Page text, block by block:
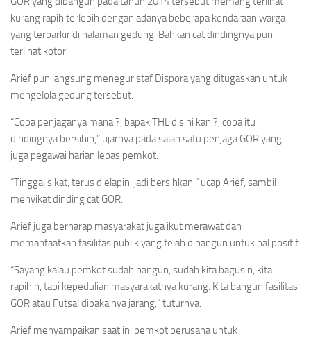
kurang rapih terlebih dengan adanya beberapa kendaraan warga
yang terparkir di halaman gedung. Bahkan cat dindingnya pun
terlihat kotor.
Arief pun langsung menegur staf Dispora yang ditugaskan untuk
mengelola gedung tersebut.
“Coba penjaganya mana ?, bapak THL disini kan ?, coba itu
dindingnya bersihin,” ujarnya pada salah satu penjaga GOR yang
juga pegawai harian lepas pemkot.
“Tinggal sikat, terus dielapin, jadi bersihkan,” ucap Arief, sambil
menyikat dinding cat GOR.
Arief juga berharap masyarakat juga ikut merawat dan
memanfaatkan fasilitas publik yang telah dibangun untuk hal positif.
“Sayang kalau pemkot sudah bangun, sudah kita bagusin, kita
rapihin, tapi kepedulian masyarakatnya kurang. Kita bangun fasilitas
GOR atau Futsal dipakainya jarang,” tuturnya.
Arief menyampaikan saat ini pemkot berusaha untuk